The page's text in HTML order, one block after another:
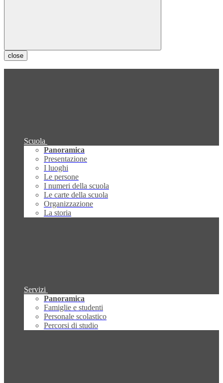
close
Scuola
Panoramica
Presentazione
I luoghi
Le persone
I numeri della scuola
Le carte della scuola
Organizzazione
La storia
Servizi
Panoramica
Famiglie e studenti
Personale scolastico
Percorsi di studio